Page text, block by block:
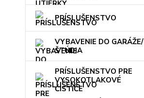
PRÍSLUŠENSTVO
VYBAVENIE DO GARÁŽE/
ŠTÚDIA
PRÍSLUŠENSTVO PRE
VYSOKOTLAKOVÉ
ČISTIČE